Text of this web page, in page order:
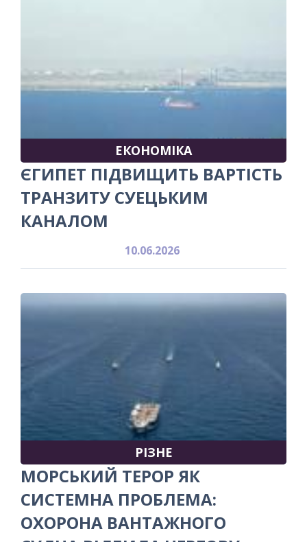
ЕКОНОМІКА
ЄГИПЕТ ПІДВИЩИТЬ ВАРТІСТЬ
ТРАНЗИТУ СУЕЦЬКИМ
КАНАЛОМ
10.06.2026
РІЗНЕ
МОРСЬКИЙ ТЕРОР ЯК
СИСТЕМНА ПРОБЛЕМА:
ОХОРОНА ВАНТАЖНОГО